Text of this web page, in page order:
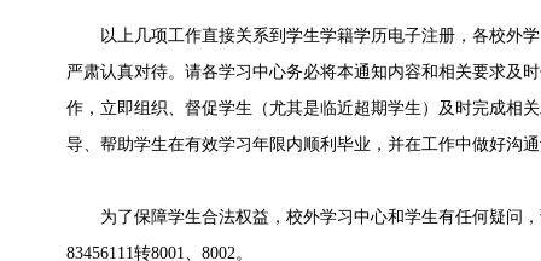
以上几项工作直接关系到学生学籍学历电子注册，各校外学
严肃认真对待。请各学习中心务必将本通知内容和相关要求及
作，立即组织、督促学生（尤其是临近超期学生）及时完成相
导、帮助学生在有效学习年限内顺利毕业，并在工作中做好沟
为了保障学生合法权益，校外学习中心和学生有任何疑问，
83456111转8001、8002。